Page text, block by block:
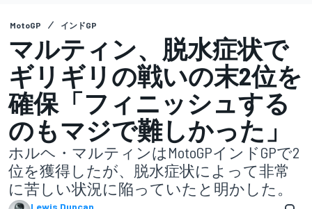
MotoGP インドGP
マルティン、脱水症状で
ギリギリの戦いの末2位を
確保「フィニッシュする
のもマジで難しかった」
ホルヘ・マルティンはMotoGPインドGPで2
位を獲得したが、脱水症状によって非常
に苦しい状況に陥っていたと明かした。
Lewis Duncan